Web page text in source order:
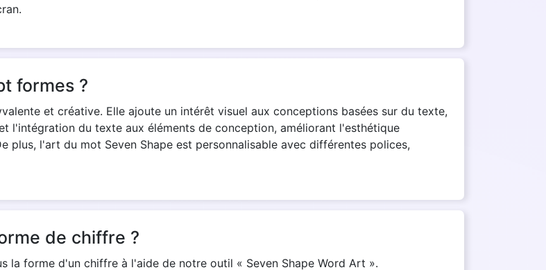
formes ?
et créative. Elle ajoute un intérêt visuel aux conceptions basées sur du texte,
l'intégration du texte aux éléments de conception, améliorant l'esthétique
plus, l'art du mot Seven Shape est personnalisable avec différentes polices,
de chiffre ?
la forme d'un chiffre à l'aide de notre outil « Seven Shape Word Art ».